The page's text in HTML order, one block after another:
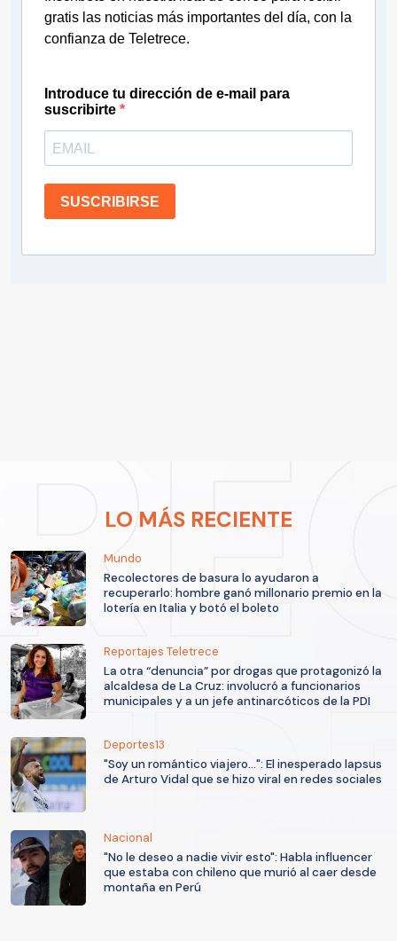
gratis las noticias más importantes del día, con la
confianza de Teletrece.
Introduce tu dirección de e-mail para
suscribirte
SUSCRIBIRSE
LO MÁS RECIENTE
Mundo
Recolectores de basura lo ayudaron a
recuperarlo: hombre ganó millonario premio en la
lotería en Italia y botó el boleto
Reportajes Teletrece
La otra “denuncia” por drogas que protagonizó la
alcaldesa de La Cruz: involucró a funcionarios
municipales y a un jefe antinarcóticos de la PDI
Deportes13
"Soy un romántico viajero...": El inesperado lapsus
de Arturo Vidal que se hizo viral en redes sociales
Nacional
"No le deseo a nadie vivir esto": Habla influencer
que estaba con chileno que murió al caer desde
montaña en Perú